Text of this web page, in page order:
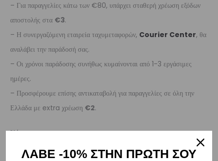
– Για παραγγελίες κάτω των €80, υπάρχει σταθερή χρέωση εξόδων
αποστολής στα €3.
– Η συνεργαζόμενη εταιρεία ταχυμεταφορών, Courier Center, θα
αναλάβει την παράδοσή σας.
– Οι χρόνοι παράδοσης συνήθως κυμαίνονται από 1-3 εργάσιμες
ημέρες.
– Προσφέρουμε επίσης αντικαταβολή για παραγγελίες σε όλη την
Ελλάδα με extra χρέωση €2.
Κύπρος
– Τα έξοδα αποστολής για Κύπρο είναι στα€16.
ΛΑΒΕ -10% ΣΤΗΝ ΠΡΩΤΗ ΣΟΥ